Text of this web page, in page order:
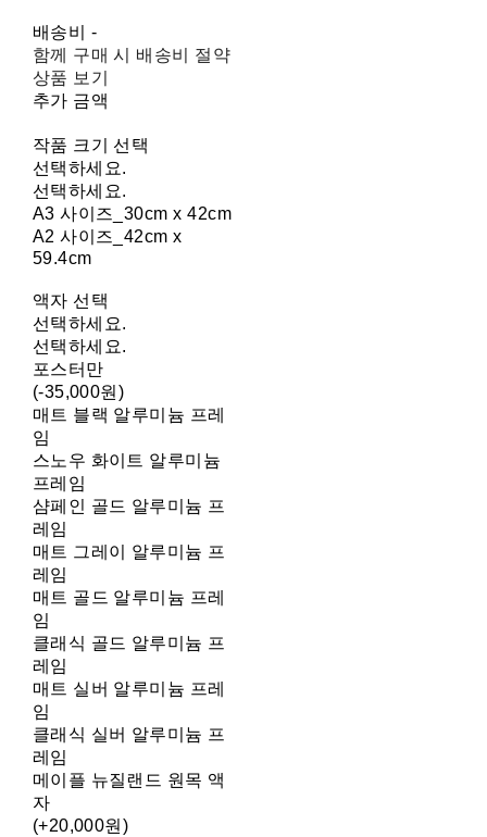
배송비 -
함께 구매 시 배송비 절약
상품 보기
추가 금액
작품 크기 선택
선택하세요.
선택하세요.
A3 사이즈_30cm x 42cm
A2 사이즈_42cm x
59.4cm
액자 선택
선택하세요.
선택하세요.
포스터만
(-35,000원)
매트 블랙 알루미늄 프레
임
스노우 화이트 알루미늄
프레임
샴페인 골드 알루미늄 프
레임
매트 그레이 알루미늄 프
레임
매트 골드 알루미늄 프레
임
클래식 골드 알루미늄 프
레임
매트 실버 알루미늄 프레
임
클래식 실버 알루미늄 프
레임
메이플 뉴질랜드 원목 액
자
(+20,000원)